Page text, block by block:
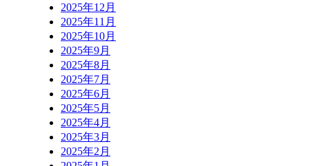
2025年12月
2025年11月
2025年10月
2025年9月
2025年8月
2025年7月
2025年6月
2025年5月
2025年4月
2025年3月
2025年2月